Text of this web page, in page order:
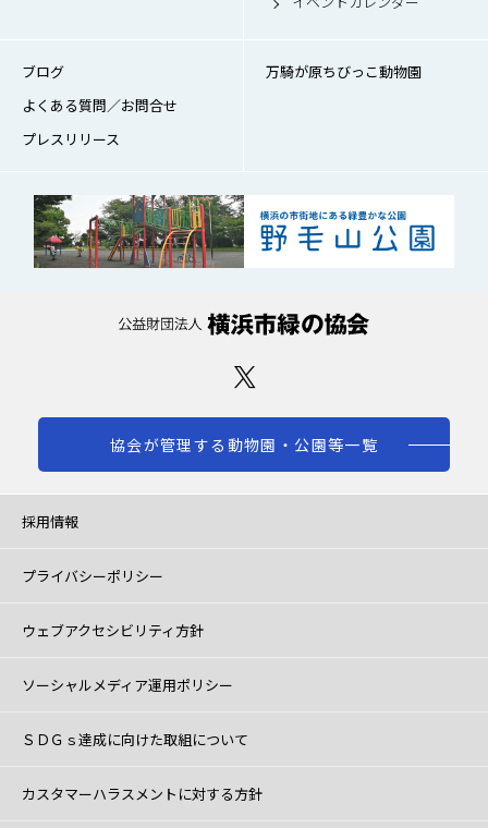
ブログ
よくある質問／お問合せ
プレスリリース
万騎が原ちびっこ動物園
協会が管理する動物園・公園等一覧
採用情報
プライバシーポリシー
ウェブアクセシビリティ方針
ソーシャルメディア運用ポリシー
ＳＤＧｓ達成に向けた取組について
カスタマーハラスメントに対する方針